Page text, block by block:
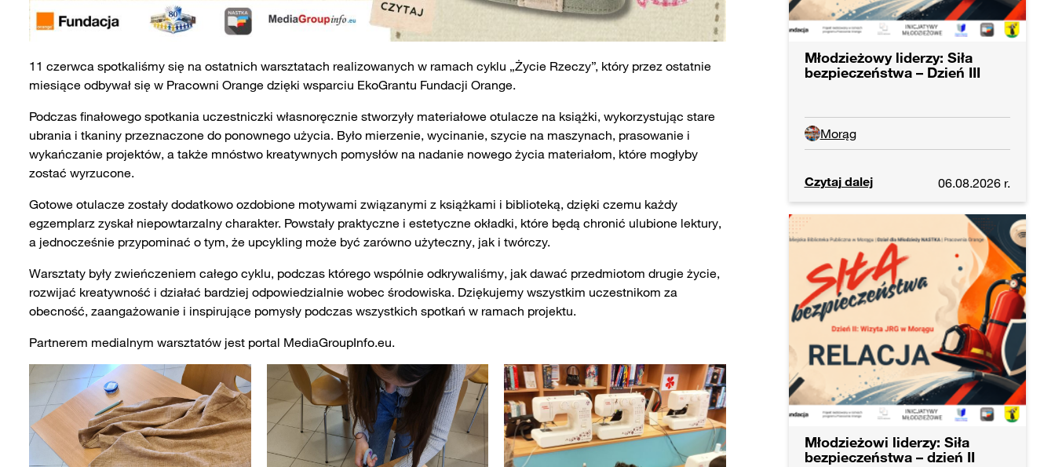
11 czerwca spotkaliśmy się na ostatnich warsztatach realizowanych w ramach cyklu „Życie Rzeczy”, który przez ostatnie
miesiące odbywał się w Pracowni Orange dzięki wsparciu EkoGrantu Fundacji Orange.
Podczas finałowego spotkania uczestniczki własnoręcznie stworzyły materiałowe otulacze na książki, wykorzystując stare
ubrania i tkaniny przeznaczone do ponownego użycia. Było mierzenie, wycinanie, szycie na maszynach, prasowanie i
wykańczanie projektów, a także mnóstwo kreatywnych pomysłów na nadanie nowego życia materiałom, które mogłyby
zostać wyrzucone.
Gotowe otulacze zostały dodatkowo ozdobione motywami związanymi z książkami i biblioteką, dzięki czemu każdy
egzemplarz zyskał niepowtarzalny charakter. Powstały praktyczne i estetyczne okładki, które będą chronić ulubione lektury,
a jednocześnie przypominać o tym, że upcykling może być zarówno użyteczny, jak i twórczy.
Warsztaty były zwieńczeniem całego cyklu, podczas którego wspólnie odkrywaliśmy, jak dawać przedmiotom drugie życie,
rozwijać kreatywność i działać bardziej odpowiedzialnie wobec środowiska. Dziękujemy wszystkim uczestnikom za
obecność, zaangażowanie i inspirujące pomysły podczas wszystkich spotkań w ramach projektu.
Partnerem medialnym warsztatów jest portal MediaGroupInfo.eu.
Młodzieżowy liderzy: Siła
bezpieczeństwa – Dzień III
Morąg
Czytaj dalej 06.08.2026 r.
Młodzieżowi liderzy: Siła
bezpieczeństwa – dzień II